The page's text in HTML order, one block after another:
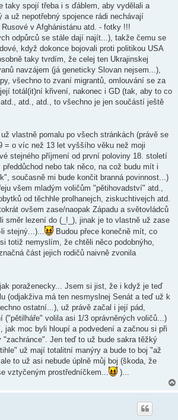
taky spojí třeba i s ďáblem, aby vydělali a
a už nepotřebný spojence rádi nechávají
v Afghánistánu atd. - fotky !!!
odpůrců se stále dají najít...), takže čemu se
když dokonce bojovali proti politikou USA
taky tvrdím, že celej ten Ukrajinskej
navzájem (já geneticky Slovan nejsem...),
všechno to zvaní migrantů, omlouvání se za
totál(it)ní křivení, nakonec i GD (tak, aby to co
atd., atd., to všechno je jen součástí ještě
už vlastně pomalu po všech stránkách (právě se
= o víc než 13 let vyššího věku než moji
stejného příjmení od první poloviny 18. století
nebo tak něco, na což budu mít i
současně mi bude končit branná povinnost...)
všem mladým voličům "pětihovadství" atd.,
od těchhle prolhanejch, ziskuchtivejch atd.
ovšem zase/naopak Západu a světovládců
směr lezení do (_!_), jinak je to vlastně už zase
stejný...)...
Budou přece konečně mít, co
totiž nemyslím, že chtěli něco podobnýho,
část jejich rodičů naivně zvonila
poraženecky... Jsem si jist, že i když je teď
(odjakživa má ten nesmyslnej Senát a teď už k
ostatní...), už právě začal i její pád,
("pětilháře" volila asi 1/3 oprávněných voličů...)
jak moc byli hloupí a podvedení a začnou si při
"zachránce". Jen teď to už bude sakra těžký
už mají totalitní manýry a bude to boj "až
to už asi nebude úplně můj boj (škoda, že
vztyčeným prostředníčkem...
)...